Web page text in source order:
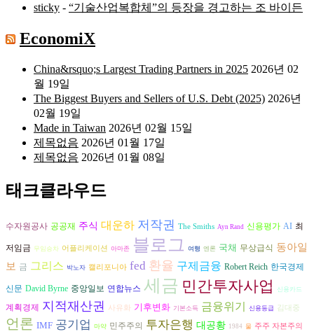
sticky - “기술산업복합체”의 등장을 경고하는 조 바이든
EconomiX
China&rsquo;s Largest Trading Partners in 2025 2026년 02
월 19일
The Biggest Buyers and Sellers of U.S. Debt (2025) 2026년
02월 19일
Made in Taiwan 2026년 02월 15일
제목없음 2026년 01월 17일
제목없음 2026년 01월 08일
태크클라우드
수자원공사 공공재 주식 대운하 저작권 The Smiths Ayn Rand 신용평가 AI 최
저임금 무임승차 어플리케이션 아마존 블로그 여행 엔론 국채 무상급식 동아일
보 금 그리스 박노자 캘리포니아 fed 환율 구제금융 Robert Reich 한국경제
신문 David Byrne 중앙일보 연합뉴스 세금 민간투자사업 신용카드
계획경제 지적재산권 사유화 기후변화 기본소득 금융위기 신용등급 김대중
언론 IMF 공기업 마약 민주주의 투자은행 대공황 1984 물 주주 자본주의